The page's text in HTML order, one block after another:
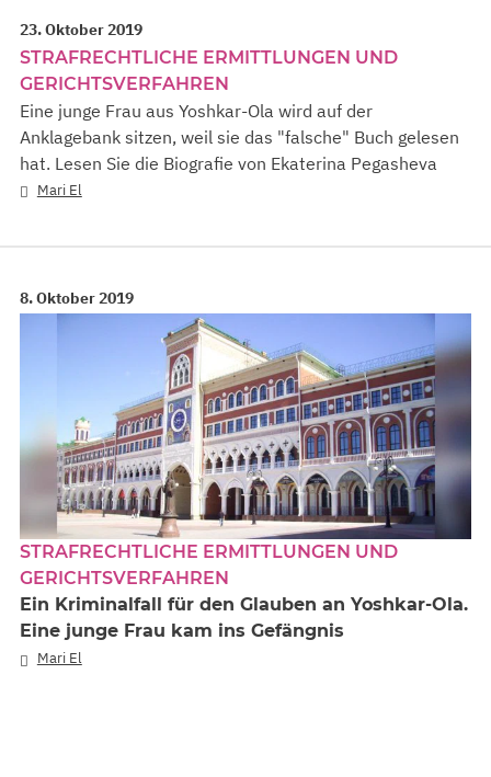
23. Oktober 2019
STRAFRECHTLICHE ERMITTLUNGEN UND
GERICHTSVERFAHREN
Eine junge Frau aus Yoshkar-Ola wird auf der
Anklagebank sitzen, weil sie das "falsche" Buch gelesen
hat. Lesen Sie die Biografie von Ekaterina Pegasheva
Mari El
8. Oktober 2019
STRAFRECHTLICHE ERMITTLUNGEN UND
GERICHTSVERFAHREN
Ein Kriminalfall für den Glauben an Yoshkar-Ola.
Eine junge Frau kam ins Gefängnis
Mari El